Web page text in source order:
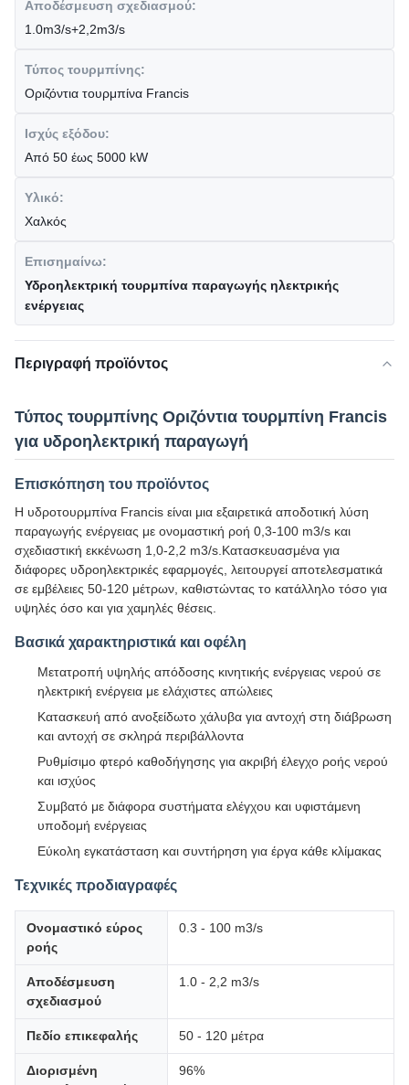
Αποδέσμευση σχεδιασμού:
1.0m3/s+2,2m3/s
Τύπος τουρμπίνης:
Οριζόντια τουρμπίνα Francis
Ισχύς εξόδου:
Από 50 έως 5000 kW
Υλικό:
Χαλκός
Επισημαίνω:
Υδροηλεκτρική τουρμπίνα παραγωγής ηλεκτρικής
ενέργειας
Περιγραφή προϊόντος
Τύπος τουρμπίνης Οριζόντια τουρμπίνη Francis
για υδροηλεκτρική παραγωγή
Επισκόπηση του προϊόντος
Η υδροτουρμπίνα Francis είναι μια εξαιρετικά αποδοτική λύση
παραγωγής ενέργειας με ονομαστική ροή 0,3-100 m3/s και
σχεδιαστική εκκένωση 1,0-2,2 m3/s.Κατασκευασμένα για
διάφορες υδροηλεκτρικές εφαρμογές, λειτουργεί αποτελεσματικά
σε εμβέλειες 50-120 μέτρων, καθιστώντας το κατάλληλο τόσο για
υψηλές όσο και για χαμηλές θέσεις.
Βασικά χαρακτηριστικά και οφέλη
Μετατροπή υψηλής απόδοσης κινητικής ενέργειας νερού σε
ηλεκτρική ενέργεια με ελάχιστες απώλειες
Κατασκευή από ανοξείδωτο χάλυβα για αντοχή στη διάβρωση
και αντοχή σε σκληρά περιβάλλοντα
Ρυθμίσιμο φτερό καθοδήγησης για ακριβή έλεγχο ροής νερού
και ισχύος
Συμβατό με διάφορα συστήματα ελέγχου και υφιστάμενη
υποδομή ενέργειας
Εύκολη εγκατάσταση και συντήρηση για έργα κάθε κλίμακας
Τεχνικές προδιαγραφές
Ονομαστικό εύρος
ροής
0.3 - 100 m3/s
Αποδέσμευση
σχεδιασμού
1.0 - 2,2 m3/s
Πεδίο επικεφαλής 50 - 120 μέτρα
Διορισμένη
96%